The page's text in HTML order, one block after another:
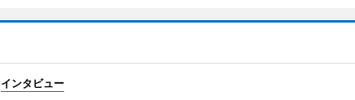
インタビュー